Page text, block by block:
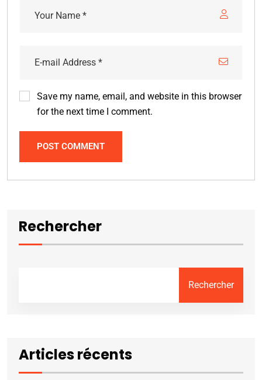
Save my name, email, and website in this browser
for the next time I comment.
POST COMMENT
Rechercher
Rechercher
Articles récents